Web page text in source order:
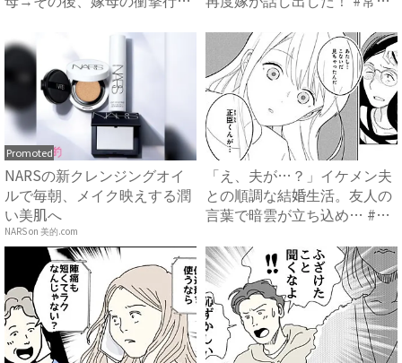
Promoted
NARSの新クレンジングオイ
ルで毎朝、メイク映えする潤
い美肌へ
NARS on 美的.com
「え、夫が…？」イケメン夫
との順調な結婚生活。友人の
言葉で暗雲が立ち込め… #